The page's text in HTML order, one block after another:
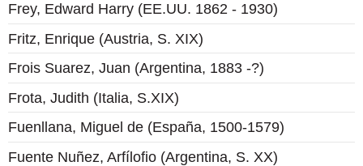
Frey, Edward Harry (EE.UU. 1862 - 1930)
Fritz, Enrique (Austria, S. XIX)
Frois Suarez, Juan (Argentina, 1883 -?)
Frota, Judith (Italia, S.XIX)
Fuenllana, Miguel de (España, 1500-1579)
Fuente Nuñez, Arfílofio (Argentina, S. XX)